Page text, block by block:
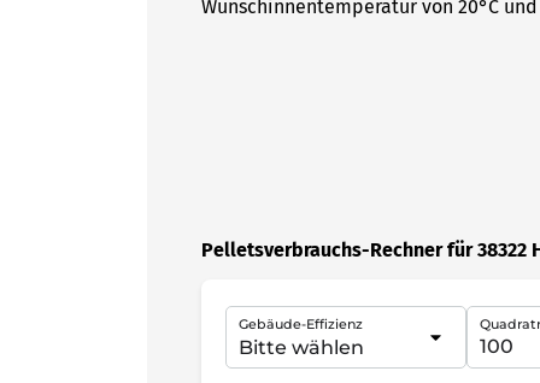
Wunschinnentemperatur von 20°C
Pelletsverbrauchs-Rechner für 38322
Gebäude-Effizienz